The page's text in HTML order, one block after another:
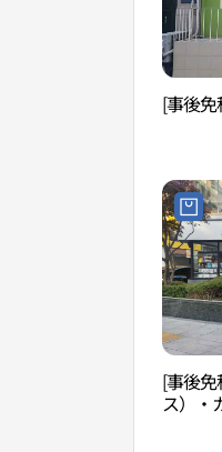
[事後
[事後免
ス）・